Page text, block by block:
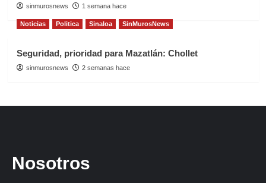
sinmurosnews 1 semana hace
Noticias Politica Sinaloa SinMurosNews
Seguridad, prioridad para Mazatlán: Chollet
sinmurosnews 2 semanas hace
Nosotros